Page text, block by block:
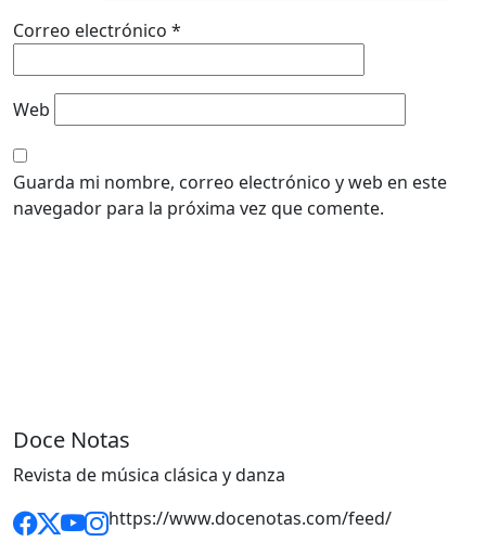
Correo electrónico *
Web
Guarda mi nombre, correo electrónico y web en este
navegador para la próxima vez que comente.
Doce Notas
Revista de música clásica y danza
https://www.docenotas.com/feed/